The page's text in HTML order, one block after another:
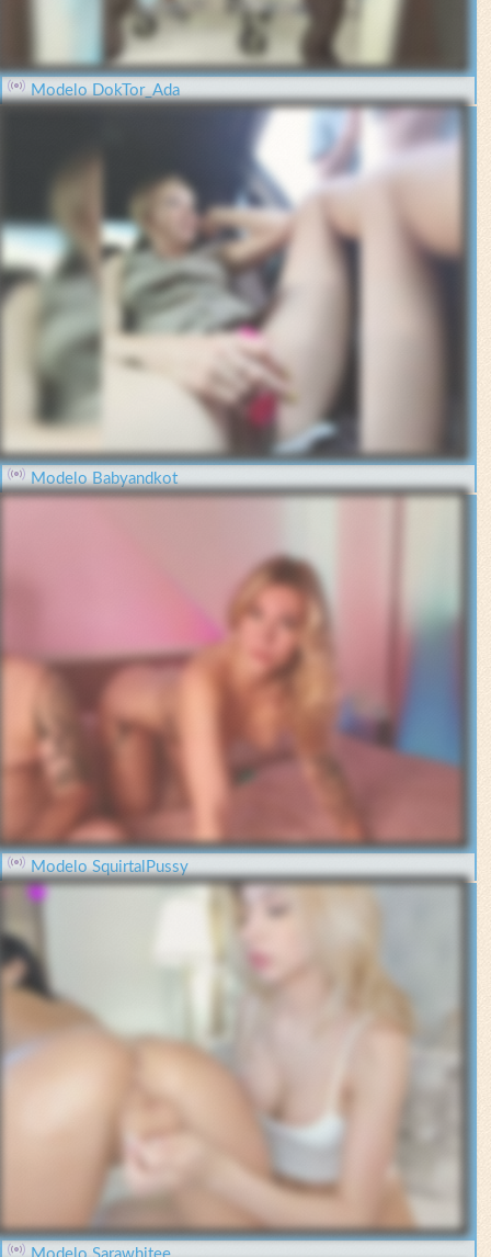
Modelo DokTor_Ada
Modelo Babyandkot
Modelo SquirtalPussy